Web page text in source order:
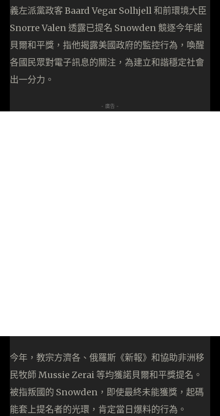
義左派黨政客 Baard Vegar Solhjell 和前環境大臣
Snorre Valen 透露已提名 Snowden 競逐今年諾
貝爾和平獎，指他揭露美國政府的監控行為，喚醒
各國民眾對電子訊息的關注，為建立和諧穩定社會
出一分力。
- 廣告 -
今年，教宗方濟各、俄羅斯《新報》和協助非洲移
民牧師 Mussie Zerai 等均獲諾貝爾和平獎提名。
被指叛國的 Snowden，即使最終未能獲獎，起碼
能套上提名者的光環，肯定當日爆料的行為。